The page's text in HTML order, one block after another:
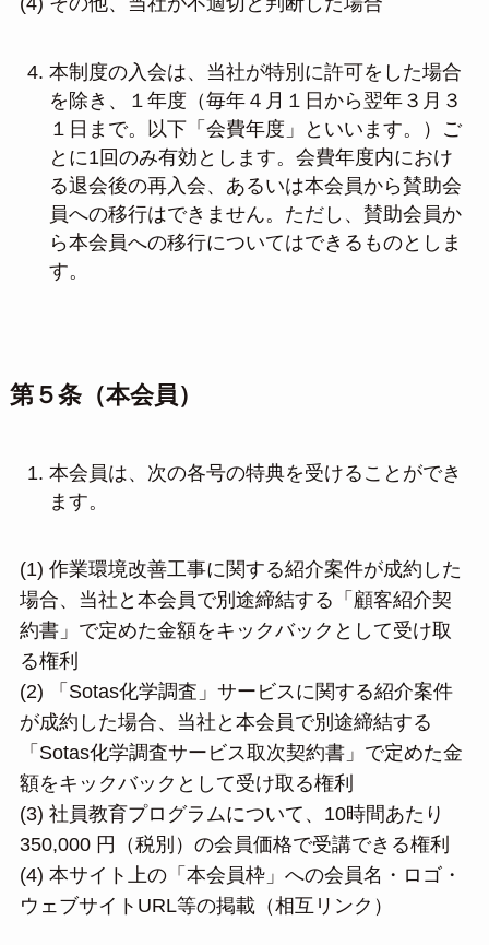
本制度の入会は、当社が特別に許可をした場合
を除き、１年度（毎年４月１日から翌年３月３
１日まで。以下「会費年度」といいます。）ご
とに1回のみ有効とします。会費年度内におけ
る退会後の再入会、あるいは本会員から賛助会
員への移行はできません。ただし、賛助会員か
ら本会員への移行についてはできるものとしま
す。
第５条（本会員）
本会員は、次の各号の特典を受けることができ
ます。
(1) 作業環境改善工事に関する紹介案件が成約した
場合、当社と本会員で別途締結する「顧客紹介契
約書」で定めた金額をキックバックとして受け取
る権利
(2) 「Sotas化学調査」サービスに関する紹介案件
が成約した場合、当社と本会員で別途締結する
「Sotas化学調査サービス取次契約書」で定めた金
額をキックバックとして受け取る権利
(3) 社員教育プログラムについて、10時間あたり
350,000 円（税別）の会員価格で受講できる権利
(4) 本サイト上の「本会員枠」への会員名・ロゴ・
ウェブサイトURL等の掲載（相互リンク）